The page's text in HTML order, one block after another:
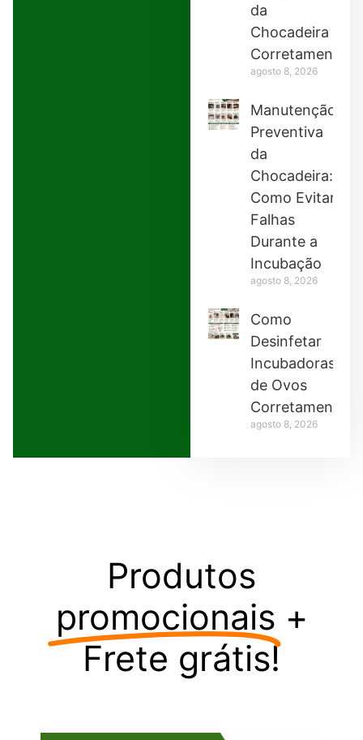
da
Chocadeira
Corretamente
agosto 8, 2026
Manutenção
Preventiva
da
Chocadeira:
Como Evitar
Falhas
Durante a
Incubação
agosto 8, 2026
Como
Desinfetar
Incubadoras
de Ovos
Corretamente
agosto 8, 2026
Produtos
promocionais +
Frete grátis!